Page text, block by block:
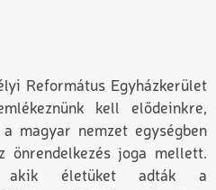
Református Egyházkerület
kell elődeinkre,
magyar nemzet egységben
joga mellett.
akik életüket adták a